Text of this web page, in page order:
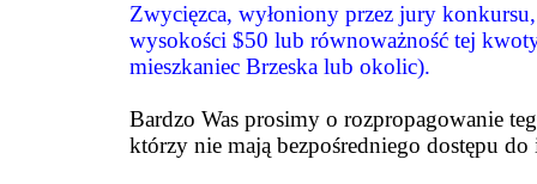
Zwycięzca, wyłoniony przez jury
wysokości $50 lub równoważność tej
mieszkaniec Brzeska lub okolic).
Bardzo Was prosimy o rozpropagowanie
którzy nie mają bezpośredniego dostępu do